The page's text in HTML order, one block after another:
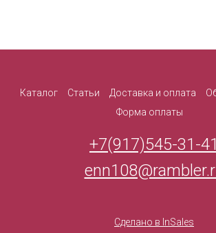
Каталог Статьи Доставка и оплата
Форма оплаты
+7(917)545-31-41
Сделано в InSales